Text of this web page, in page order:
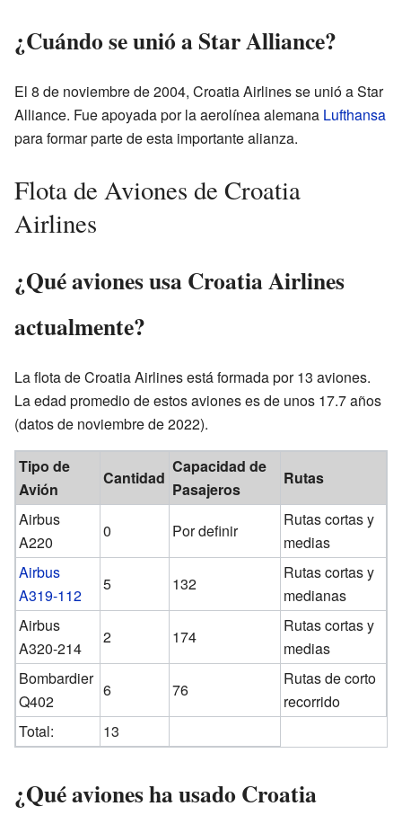
¿Cuándo se unió a Star Alliance?
El 8 de noviembre de 2004, Croatia Airlines se unió a Star
Alliance. Fue apoyada por la aerolínea alemana Lufthansa
para formar parte de esta importante alianza.
Flota de Aviones de Croatia
Airlines
¿Qué aviones usa Croatia Airlines
actualmente?
La flota de Croatia Airlines está formada por 13 aviones.
La edad promedio de estos aviones es de unos 17.7 años
(datos de noviembre de 2022).
Tipo de
Avión
Cantidad
Capacidad de
Pasajeros
Rutas
Airbus
A220
0 Por definir
Rutas cortas y
medias
Airbus
A319-112
5 132
Rutas cortas y
medianas
Airbus
A320-214
2 174
Rutas cortas y
medias
Bombardier
Q402
6 76
Rutas de corto
recorrido
Total:
13
¿Qué aviones ha usado Croatia